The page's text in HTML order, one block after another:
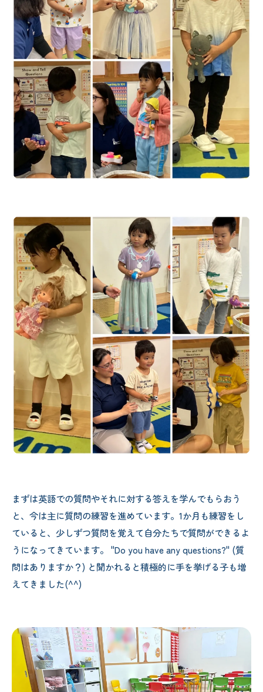
まずは英語での質問やそれに対する答えを学んでもらおう
と、今は主に質問の練習を進めています。1か月も練習をし
ていると、少しずつ質問を覚えて自分たちで質問ができるよ
うになってきています。 "Do you have any questions?" (質
問はありますか？) と聞かれると積極的に手を挙げる子も増
えてきました(^^)